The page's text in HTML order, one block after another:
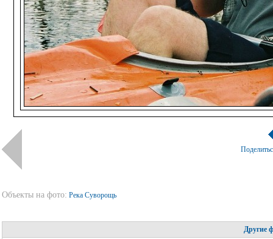
Объекты на фото: Река Суворощь
Другие